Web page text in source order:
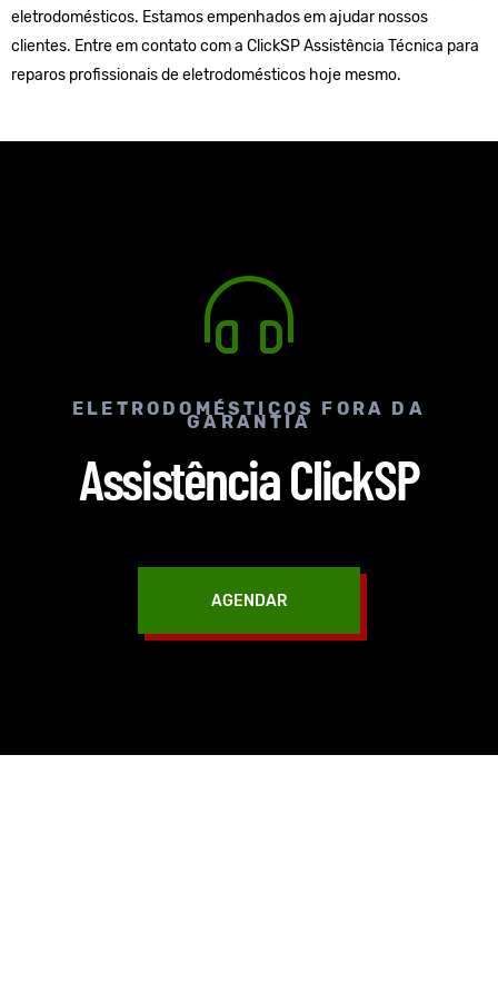
eletrodomésticos. Estamos empenhados em ajudar nossos
clientes. Entre em contato com a ClickSP Assistência Técnica para
reparos profissionais de eletrodomésticos hoje mesmo.
ELETRODOMÉSTICOS FORA DA
GARANTIA
Assistência ClickSP
AGENDAR